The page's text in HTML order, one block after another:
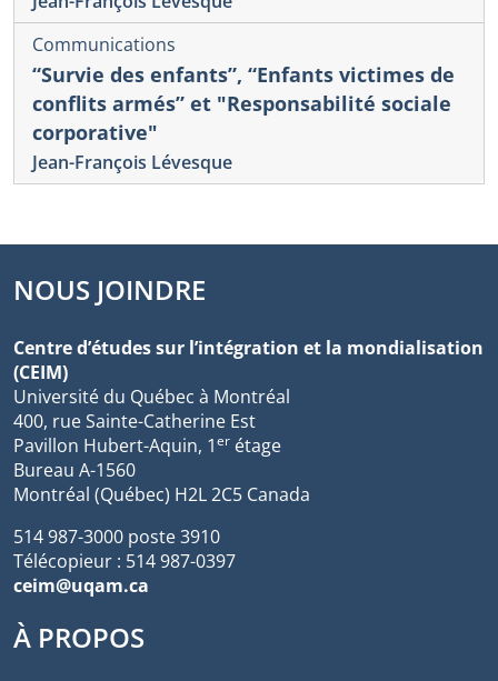
Communications
“Survie des enfants”, “Enfants victimes de
conflits armés” et "Responsabilité sociale
corporative"
Jean-François Lévesque
NOUS JOINDRE
Centre d’études sur l’intégration et la mondialisation
(CEIM)
Université du Québec à Montréal
400, rue Sainte-Catherine Est
Pavillon Hubert-Aquin, 1er étage
Bureau A-1560
Montréal (Québec) H2L 2C5 Canada
514 987-3000 poste 3910
Télécopieur : 514 987-0397
ceim@uqam.ca
À PROPOS